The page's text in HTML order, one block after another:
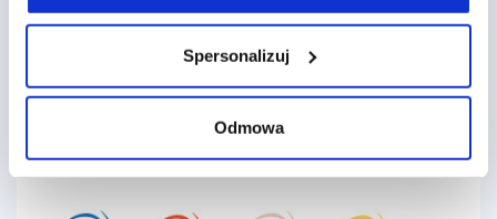
Spersonalizuj
Odmowa
Korzyści płynące z
używania chatbota